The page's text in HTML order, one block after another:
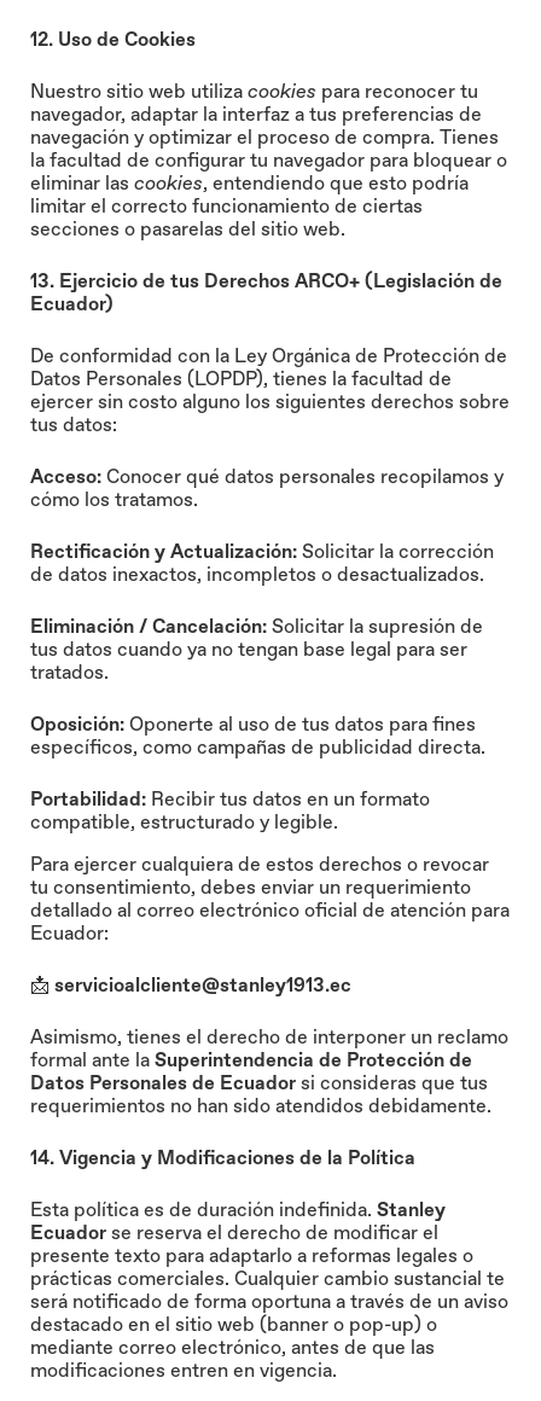
12. Uso de Cookies
Nuestro sitio web utiliza cookies para reconocer tu
navegador, adaptar la interfaz a tus preferencias de
navegación y optimizar el proceso de compra. Tienes
la facultad de configurar tu navegador para bloquear o
eliminar las cookies, entendiendo que esto podría
limitar el correcto funcionamiento de ciertas
secciones o pasarelas del sitio web.
13. Ejercicio de tus Derechos ARCO+ (Legislación de
Ecuador)
De conformidad con la Ley Orgánica de Protección de
Datos Personales (LOPDP), tienes la facultad de
ejercer sin costo alguno los siguientes derechos sobre
tus datos:
Acceso: Conocer qué datos personales recopilamos y
cómo los tratamos.
Rectificación y Actualización: Solicitar la corrección
de datos inexactos, incompletos o desactualizados.
Eliminación / Cancelación: Solicitar la supresión de
tus datos cuando ya no tengan base legal para ser
tratados.
Oposición: Oponerte al uso de tus datos para fines
específicos, como campañas de publicidad directa.
Portabilidad: Recibir tus datos en un formato
compatible, estructurado y legible.
Para ejercer cualquiera de estos derechos o revocar
tu consentimiento, debes enviar un requerimiento
detallado al correo electrónico oficial de atención para
Ecuador:
📩 servicioalcliente@stanley1913.ec
Asimismo, tienes el derecho de interponer un reclamo
formal ante la Superintendencia de Protección de
Datos Personales de Ecuador si consideras que tus
requerimientos no han sido atendidos debidamente.
14. Vigencia y Modificaciones de la Política
Esta política es de duración indefinida. Stanley
Ecuador se reserva el derecho de modificar el
presente texto para adaptarlo a reformas legales o
prácticas comerciales. Cualquier cambio sustancial te
será notificado de forma oportuna a través de un aviso
destacado en el sitio web (banner o pop-up) o
mediante correo electrónico, antes de que las
modificaciones entren en vigencia.